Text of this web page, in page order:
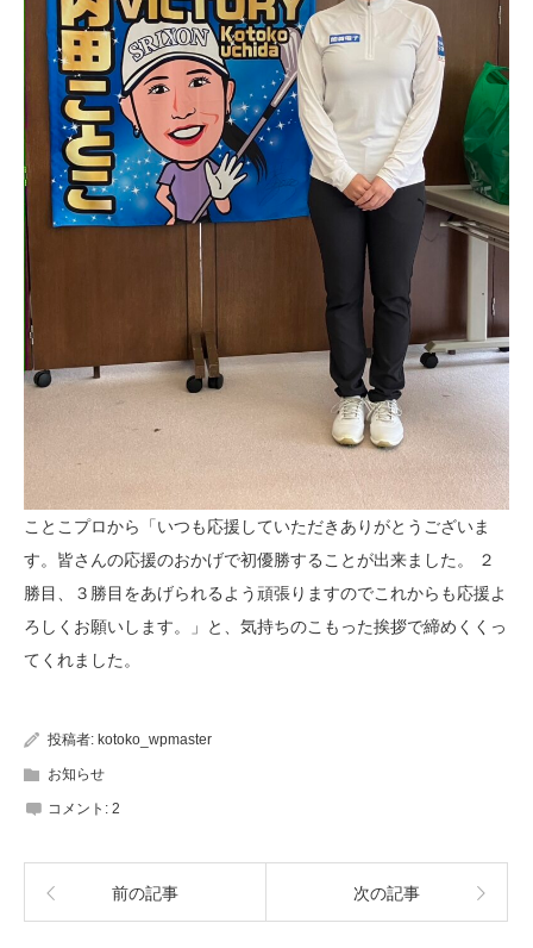
ことこプロから「いつも応援していただきありがとうございま
す。皆さんの応援のおかげで初優勝することが出来ました。 ２
勝目、３勝目をあげられるよう頑張りますのでこれからも応援よ
ろしくお願いします。」と、気持ちのこもった挨拶で締めくくっ
てくれました。
投稿者: kotoko_wpmaster
お知らせ
コメント: 2
前の記事 次の記事